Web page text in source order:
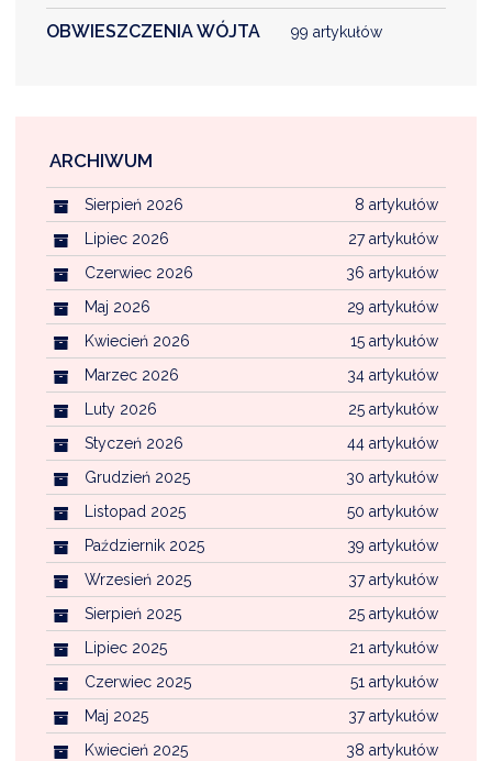
OBWIESZCZENIA WÓJTA 99 artykułów
ARCHIWUM
8 artykułów
Sierpień 2026
27 artykułów
Lipiec 2026
36 artykułów
Czerwiec 2026
29 artykułów
Maj 2026
15 artykułów
Kwiecień 2026
34 artykułów
Marzec 2026
25 artykułów
Luty 2026
44 artykułów
Styczeń 2026
30 artykułów
Grudzień 2025
50 artykułów
Listopad 2025
39 artykułów
Październik 2025
37 artykułów
Wrzesień 2025
25 artykułów
Sierpień 2025
21 artykułów
Lipiec 2025
51 artykułów
Czerwiec 2025
37 artykułów
Maj 2025
38 artykułów
Kwiecień 2025